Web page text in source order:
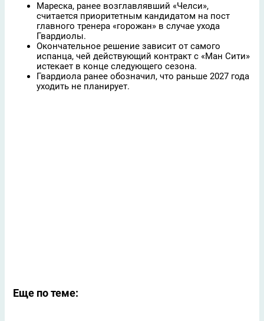
Мареска, ранее возглавлявший «Челси»,
считается приоритетным кандидатом на пост
главного тренера «горожан» в случае ухода
Гвардиолы.
Окончательное решение зависит от самого
испанца, чей действующий контракт с «Ман Сити»
истекает в конце следующего сезона.
Гвардиола ранее обозначил, что раньше 2027 года
уходить не планирует.
Еще по теме: